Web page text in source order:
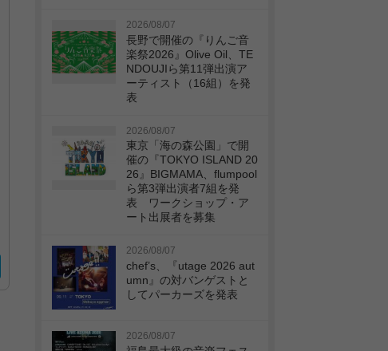
2026/08/07
長野で開催の『りんご音
楽祭2026』Olive Oil、TE
NDOUJIら第11弾出演ア
ーティスト（16組）を発
表
2026/08/07
東京「海の森公園」で開
催の『TOKYO ISLAND 20
26』BIGMAMA、flumpool
ら第3弾出演者7組を発
表 ワークショップ・ア
ート出展者を募集
2026/08/07
chef’s、『utage 2026 aut
umn』の対バンゲストと
してパーカーズを発表
2026/08/07